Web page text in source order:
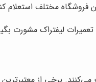
فروشگاه مختلف استعلام
لیفتراک مشورت